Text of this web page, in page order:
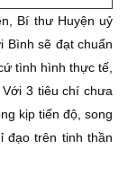
Bí thư Huyện uỷ
Bình sẽ đạt chuẩn
tình hình thực tế,
3 tiêu chí chưa
kịp tiến độ, song
đạo trên tinh thần